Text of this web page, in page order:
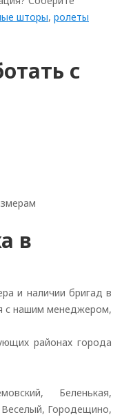
шторы, ролеты
с
в
и наличии бригад в
с нашим менеджером,
районах города
Беленькая,
Веселый, Городещино,